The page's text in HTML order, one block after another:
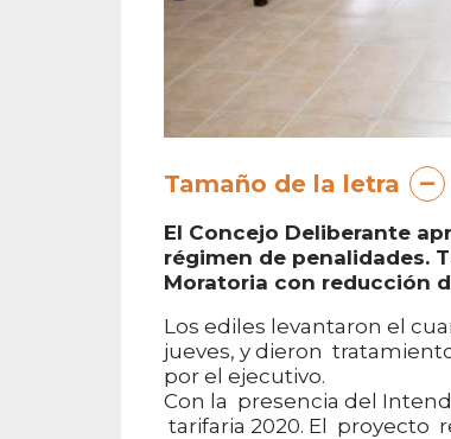
Tamaño de la letra
El Concejo Deliberante
régimen de penalidades.
Moratoria con reducción
Los ediles levantaron el
jueves, y dieron
por el ejecutivo.
Con la presencia del
tarifaria 2020. El proyecto